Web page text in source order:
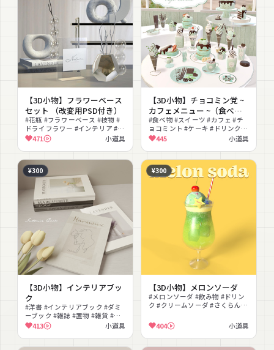
【3D小物】フラワーベース
セット （改変用PSD付き）
#花瓶 #フラワーベース #枝物 #
ドライフラワー #インテリア #雑
貨 #置物 #オブジェ #韓国風 #大
471 小道具
【3D小物】チョコミン党 ~
カフェメニュー ~（食べ飲
みできる）
#食べ物 #スイーツ #カフェ #チ
ョコミント #ケーキ #ドリンク #
食べるギミック #インテリア #テ
445 小道具
¥300
【3D小物】インテリアブッ
ク
#洋書 #インテリアブック #ダミ
ーブック #雑誌 #置物 #雑貨 #イ
ンテリア #撮影向け #おしゃれ #
ヴィンテージ
413 小道具
¥300
【3D小物】メロンソーダ
#メロンソーダ #飲み物 #ドリン
ク #クリームソーダ #さくらんぼ
イス #かわいい
404 小道具